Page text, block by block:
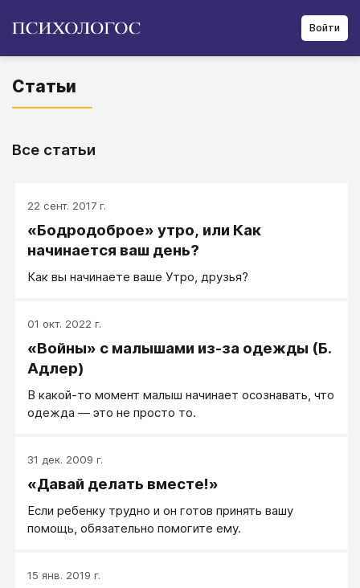
Войти
Статьи
Все статьи
22 сент. 2017 г.
«Бодродоброе» утро, или Как
начинается ваш день?
Как вы начинаете ваше Утро, друзья?
01 окт. 2022 г.
«Войны» с малышами из-за одежды (Б.
Адлер)
В какой‑то момент малыш начинает осознавать, что
одежда — это не просто то.
31 дек. 2009 г.
«Давай делать вместе!»
Если ребенку трудно и он готов принять вашу
помощь, обязательно помогите ему.
15 янв. 2019 г.